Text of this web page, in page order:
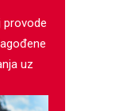
provode
uz